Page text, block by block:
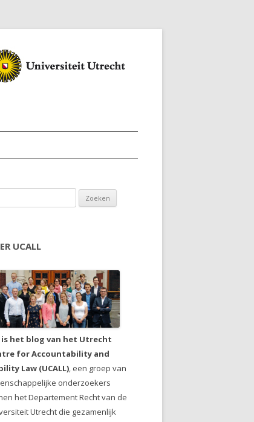
UCALL
het blog van het Utrecht
for Accountability and
Law (UCALL), een groep van
onderzoekers
het Departement Recht van de
Utrecht die gezamenlijk